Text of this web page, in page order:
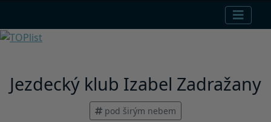
Jezdecký klub Izabel Zadražany
pod širým nebem